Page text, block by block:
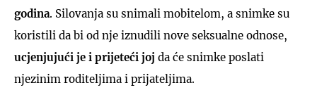
godina. Silovanja su snimali mobitelom, a snimke su
koristili da bi od nje iznudili nove seksualne odnose,
ucjenjujući je i prijeteći joj da će snimke poslati
njezinim roditeljima i prijateljima.